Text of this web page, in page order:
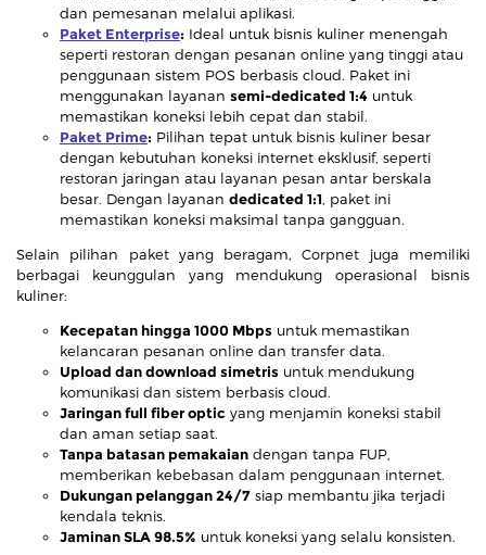
dan pemesanan melalui aplikasi.
Paket Enterprise: Ideal untuk bisnis kuliner menengah
seperti restoran dengan pesanan online yang tinggi atau
penggunaan sistem POS berbasis cloud. Paket ini
menggunakan layanan semi-dedicated 1:4 untuk
memastikan koneksi lebih cepat dan stabil.
Paket Prime: Pilihan tepat untuk bisnis kuliner besar
dengan kebutuhan koneksi internet eksklusif, seperti
restoran jaringan atau layanan pesan antar berskala
besar. Dengan layanan dedicated 1:1, paket ini
memastikan koneksi maksimal tanpa gangguan.
Selain pilihan paket yang beragam, Corpnet juga memiliki
berbagai keunggulan yang mendukung operasional bisnis
kuliner:
Kecepatan hingga 1000 Mbps untuk memastikan
kelancaran pesanan online dan transfer data.
Upload dan download simetris untuk mendukung
komunikasi dan sistem berbasis cloud.
Jaringan full fiber optic yang menjamin koneksi stabil
dan aman setiap saat.
Tanpa batasan pemakaian dengan tanpa FUP,
memberikan kebebasan dalam penggunaan internet.
Dukungan pelanggan 24/7 siap membantu jika terjadi
kendala teknis.
Jaminan SLA 98.5% untuk koneksi yang selalu konsisten.